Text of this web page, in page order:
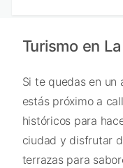
Turismo en
Si te quedas en
estás próximo a
históricos para
ciudad y disfrutar
terrazas para